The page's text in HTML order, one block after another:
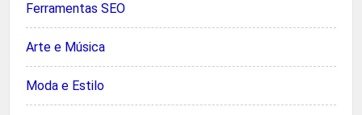
Ferramentas SEO
Arte e Música
Moda e Estilo